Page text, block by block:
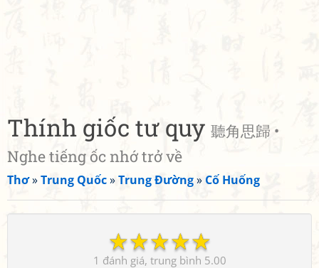
Thính giốc tư quy 聽角思歸 •
Nghe tiếng ốc nhớ trở về
Thơ»Trung Quốc»Trung Đường» Cố Huống
☆
☆
☆
☆
☆
1 5.00